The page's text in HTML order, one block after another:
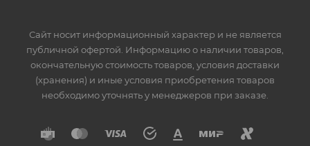
Сайт носит информационный характер и не является
публичной офертой. Информацию о наличии товаров,
окончательную стоимость товаров, условия доставки
(хранения) и иные условия приобретения товаров
необходимо уточнять у менеджеров при заказе.